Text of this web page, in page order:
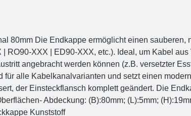
80mm Die Endkappe ermöglicht einen
XXX | ED90-XXX, etc.). Ideal, um Kabel
angebracht werden können (z.B. versetzter
alle Kabelkanalvarianten und setzt einen
der Einsteckflansch komplett geändert. Die
Abdeckung: (B):80mm; (L):5mm;
- 2 Stk. Abdeckkappe Kunststoff